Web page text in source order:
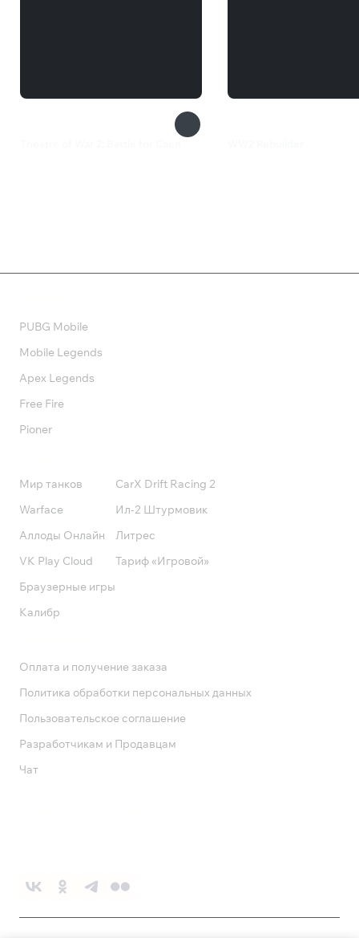
PUBG Mobile
Mobile Legends
Apex Legends
Free Fire
Pioner
Мир танков
Warface
Аллоды Онлайн
VK Play Cloud
Браузерные игры
Калибр
CarX Drift Racing 2
Ил-2 Штурмовик
Литрес
Тариф «Игровой»
Оплата и получение заказа
Политика обработки персональных данных
Пользовательское соглашение
Разработчикам и Продавцам
Чат